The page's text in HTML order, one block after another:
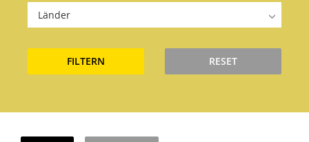
Länder
FILTERN RESET